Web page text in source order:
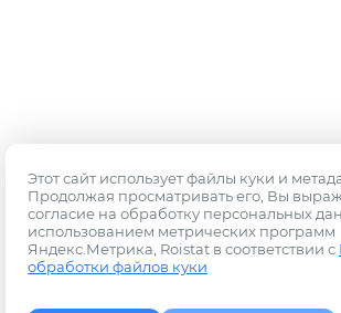
Этот сайт использует файлы куки и
Продолжая просматривать его, Вы
согласие на обработку персональных
использованием метрических программ
Яндекс.Метрика, Roistat в соответствии с
обработки файлов куки